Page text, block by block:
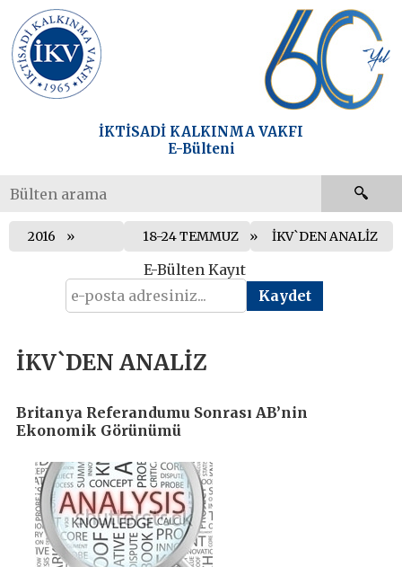
İKTİSADİ KALKINMA VAKFI
E-Bülteni
2016 18-24 TEMMUZ İKV`DEN ANALİZ
E-Bülten Kayıt
İKV`DEN ANALİZ
Britanya Referandumu Sonrası AB’nin
Ekonomik Görünümü